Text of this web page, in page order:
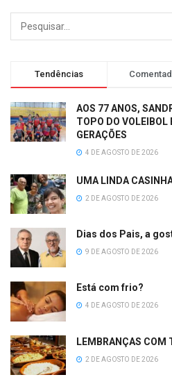
Tendências
AOS 77 ANOS,
TOPO DO VOLEIBOL
GERAÇÕES
4 DE AGOSTO DE 2026
UMA LINDA
2 DE AGOSTO DE 2026
Dias dos Pais, a
9 DE AGOSTO DE 2026
Está com frio?
4 DE AGOSTO DE 2026
LEMBRANÇAS COM
2 DE AGOSTO DE 2026